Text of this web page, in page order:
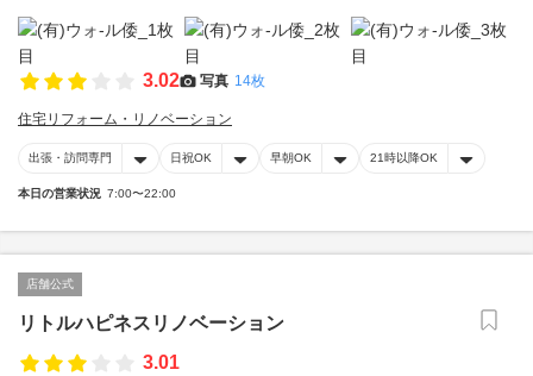
3.02 写真 14枚
住宅リフォーム・リノベーション
出張・訪問専門 日祝OK 早朝OK 21時以降OK
本日の営業状況 7:00〜22:00
店舗公式
リトルハピネスリノベーション
3.01